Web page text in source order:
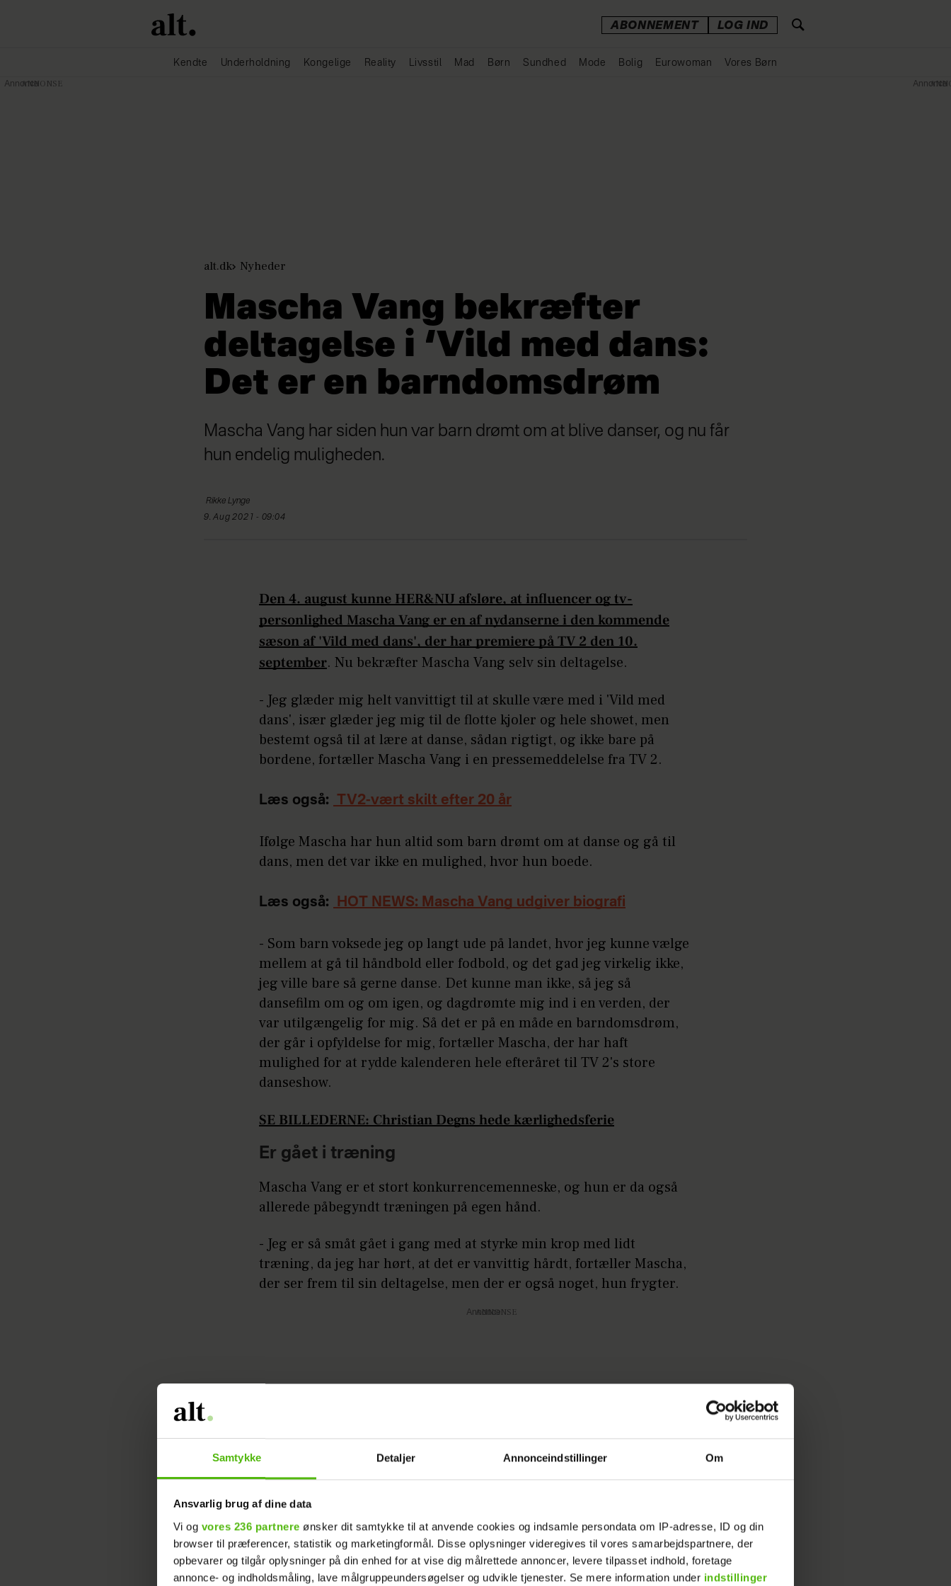
Samtykke Detaljer Annonceindstillinger Om
Ansvarlig brug af dine data
Vi og vores 236 partnere ønsker dit samtykke til at anvende cookies og indsamle persondata om IP-adresse, ID og din
browser til præferencer, statistik og marketingformål. Disse oplysninger videregives til vores samarbejdspartnere, der
opbevarer og tilgår oplysninger på din enhed for at vise dig målrettede annoncer, levere tilpasset indhold, foretage
annonce- og indholdsmåling, lave målgruppeundersøgelser og udvikle tjenester. Se mere information under indstillinger
ABONNEMENT LOG IND
Kendte Underholdning Kongelige Reality Livsstil Mad Børn Sundhed Mode Bolig Eurowoman Vores Børn
alt.dk Nyheder
Mascha Vang bekræfter
deltagelse i ‘Vild med dans:
Det er en barndomsdrøm
Mascha Vang har siden hun var barn drømt om at blive danser, og nu får
hun endelig muligheden.
Rikke Lynge
9. Aug 2021 - 09:04
Den 4. august kunne HER&NU afsløre, at influencer og tv-
personlighed Mascha Vang er en af nydanserne i den kommende
sæson af 'Vild med dans', der har premiere på TV 2 den 10.
september. Nu bekræfter Mascha Vang selv sin deltagelse.
- Jeg glæder mig helt vanvittigt til at skulle være med i 'Vild med
dans', især glæder jeg mig til de flotte kjoler og hele showet, men
bestemt også til at lære at danse, sådan rigtigt, og ikke bare på
bordene, fortæller Mascha Vang i en pressemeddelelse fra TV 2.
Læs også: TV2-vært skilt efter 20 år
Ifølge Mascha har hun altid som barn drømt om at danse og gå til
dans, men det var ikke en mulighed, hvor hun boede.
Læs også: HOT NEWS: Mascha Vang udgiver biografi
- Som barn voksede jeg op langt ude på landet, hvor jeg kunne vælge
mellem at gå til håndbold eller fodbold, og det gad jeg virkelig ikke,
jeg ville bare så gerne danse. Det kunne man ikke, så jeg så
dansefilm om og om igen, og dagdrømte mig ind i en verden, der
var utilgængelig for mig. Så det er på en måde en barndomsdrøm,
der går i opfyldelse for mig, fortæller Mascha, der har haft
mulighed for at rydde kalenderen hele efteråret til TV 2's store
danseshow.
SE BILLEDERNE: Christian Degns hede kærlighedsferie
Er gået i træning
Mascha Vang er et stort konkurrencemenneske, og hun er da også
allerede påbegyndt træningen på egen hånd.
- Jeg er så småt gået i gang med at styrke min krop med lidt
træning, da jeg har hørt, at det er vanvittig hårdt, fortæller Mascha,
der ser frem til sin deltagelse, men der er også noget, hun frygter.
Annonce
Læs også: Oliver Bjerrehuus om kæresten: Hun giver mig ro
- Én ting er det fysiske, og noget andet er at huske det hele. Det ved
jeg simpelthen ikke, hvordan de gør, og det er nok det, jeg frygter
allermest - at glemme trinnene, afslører Mascha.
Hvem, Mascha skal danse med, er endnu ikke offentliggjort, men du
Annonce Annonce